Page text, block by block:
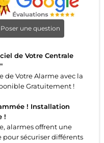
Poser une question
de Votre Centrale
de Votre Alarme avec la
Gratuitement !
! Installation
!
alarmes offrent une
sécuriser différents